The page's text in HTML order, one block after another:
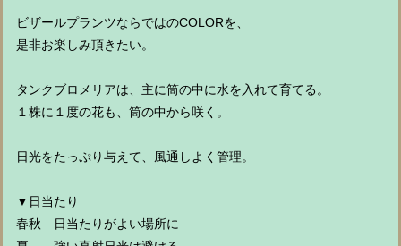
ビザールプランツならではのCOLORを、
是非お楽しみ頂きたい。
タンクブロメリアは、主に筒の中に水を入れて育てる。
１株に１度の花も、筒の中から咲く。
日光をたっぷり与えて、風通しよく管理。
▼日当たり
春秋 日当たりがよい場所に